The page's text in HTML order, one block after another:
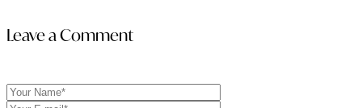
Leave a Comment